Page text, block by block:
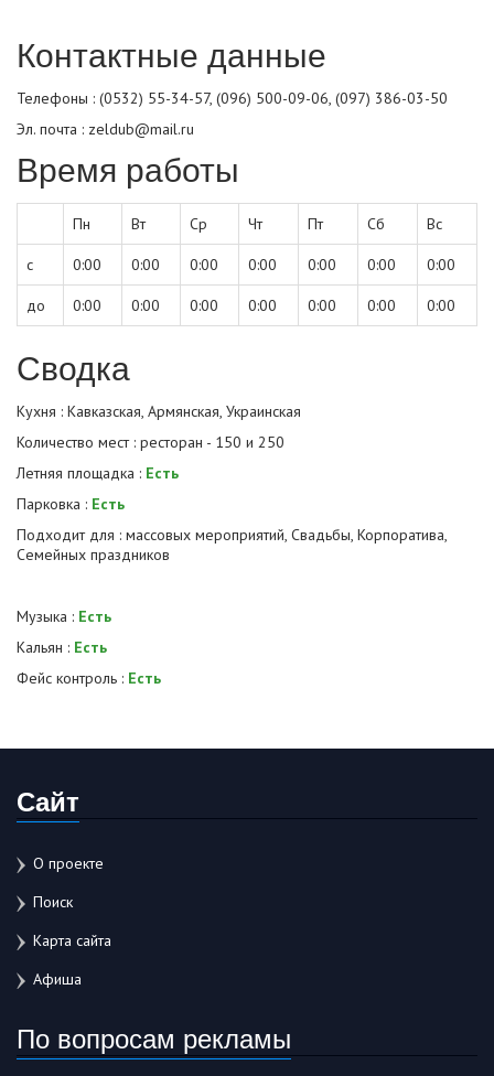
Контактные данные
Телефоны : (0532) 55-34-57, (096) 500-09-06, (097) 386-03-50
Эл. почта : zeldub@mail.ru
Время работы
Пн Вт Ср Чт Пт Сб Вс
с 0:00 0:00 0:00 0:00 0:00 0:00 0:00
до 0:00 0:00 0:00 0:00 0:00 0:00 0:00
Сводка
Кухня : Кавказская, Армянская, Украинская
Количество мест : ресторан - 150 и 250
Летняя площадка : Есть
Парковка : Есть
Подходит для : массовых мероприятий, Свадьбы, Корпоратива,
Семейных праздников
Музыка : Есть
Кальян : Есть
Фейс контроль : Есть
Сайт
О проекте
Поиск
Карта сайта
Афиша
По вопросам рекламы